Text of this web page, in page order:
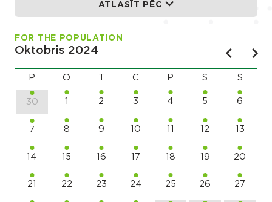
ATLASĪT PĒC
FOR THE POPULATION
Oktobris 2024
P O C P S S
30 1 2 3 4 5 6
7 8 9 10 11 12 13
14 15 16 17 18 19 20
21 22 23 24 25 26 27